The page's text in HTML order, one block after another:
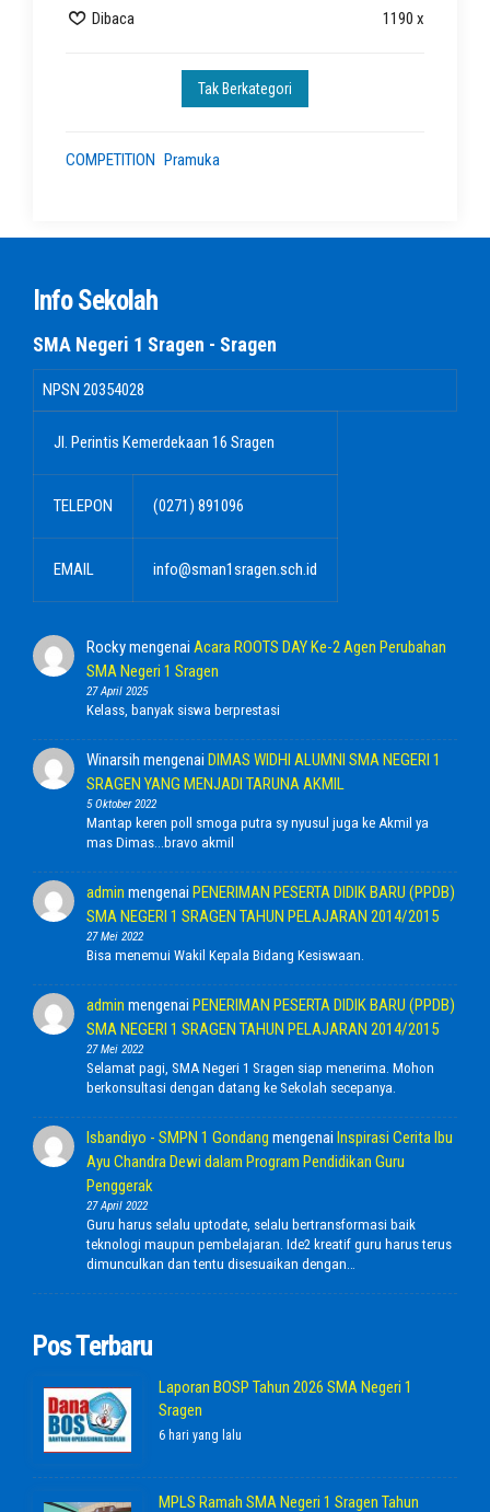
Dibaca 1190 x
Tak Berkategori
COMPETITION Pramuka
Info Sekolah
SMA Negeri 1 Sragen - Sragen
NPSN 20354028
Jl. Perintis Kemerdekaan 16 Sragen
TELEPON (0271) 891096
EMAIL info@sman1sragen.sch.id
Rockymengenai Acara ROOTS DAY Ke-2 Agen Perubahan
SMA Negeri 1 Sragen
27 April 2025
Kelass, banyak siswa berprestasi
Winarsih mengenai DIMAS WIDHI ALUMNI SMA NEGERI 1
SRAGEN YANG MENJADI TARUNA AKMIL
5 Oktober 2022
Mantap keren poll smoga putra sy nyusul juga ke Akmil ya
mas Dimas...bravo akmil
admin mengenai PENERIMAN PESERTA DIDIK BARU (PPDB)
SMA NEGERI 1 SRAGEN TAHUN PELAJARAN 2014/2015
27 Mei 2022
Bisa menemui Wakil Kepala Bidang Kesiswaan.
admin mengenai PENERIMAN PESERTA DIDIK BARU (PPDB)
SMA NEGERI 1 SRAGEN TAHUN PELAJARAN 2014/2015
27 Mei 2022
Selamat pagi, SMA Negeri 1 Sragen siap menerima. Mohon
berkonsultasi dengan datang ke Sekolah secepanya.
Isbandiyo - SMPN 1 Gondang mengenai Inspirasi Cerita Ibu
Ayu Chandra Dewi dalam Program Pendidikan Guru
Penggerak
27 April 2022
Guru harus selalu uptodate, selalu bertransformasi baik
teknologi maupun pembelajaran. Ide2 kreatif guru harus terus
dimunculkan dan tentu disesuaikan dengan…
Pos Terbaru
Laporan BOSP Tahun 2026 SMA Negeri 1
Sragen
6 hari yang lalu
MPLS Ramah SMA Negeri 1 Sragen Tahun